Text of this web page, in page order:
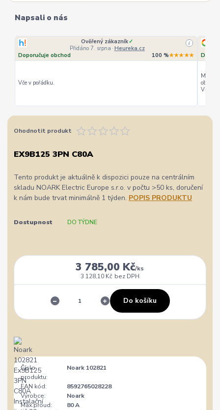
Napsali o nás
Ověřený zákazník✓
Přidáno 7. srpna · Heureka.cz
i
Doporučuje obchod 100 %★★★★★
Vče v pořádku.
Můžu
Vřele
Ohodnotit produkt
EX9B125 3PN C80A
Tento produkt je aktuálně k dispozici pouze na centrálním
skladu NOARK Electric Europe s.r.o. v počtu >50 ks, doručení
k nám bude trvat minimálně 1 týden. POPIS PRODUKTU
Dostupnost DO TÝDNE
3 785,00 Kč/ks
3 128,10 Kč bez DPH
Do košíku
Číslo
produktu:
Noark 102821
EAN kód:
8592765028228
Výrobce:
Noark
Max.proud:
80 A